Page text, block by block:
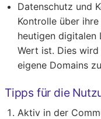
Datenschutz und
Kontrolle über
heutigen digitalen
Wert ist. Dies
eigene Domains
Tipps für die
Aktiv in der